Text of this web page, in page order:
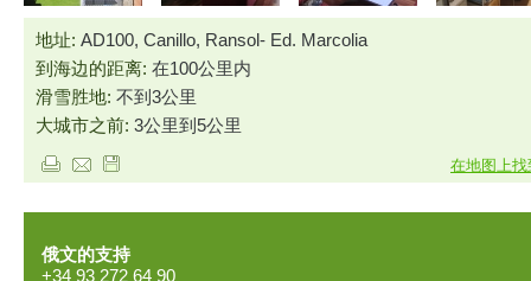
地址: AD100, Canillo, Ransol- Ed. Marcolia
到海边的距离: 在100公里内
滑雪胜地: 不到3公里
大城市之前: 3公里到5公里
在地图上找
俄文的支持
+34 93 272 64 90